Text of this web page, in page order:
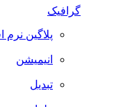
گرافیک
پلاگین نرم
انیمیشن
تبدیل